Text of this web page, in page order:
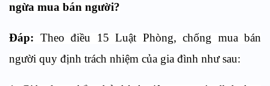
ngừa mua bán người?
Đáp: Theo điều 15 Luật Phòng, chống mua bán
người quy định trách nhiệm của gia đình như sau: